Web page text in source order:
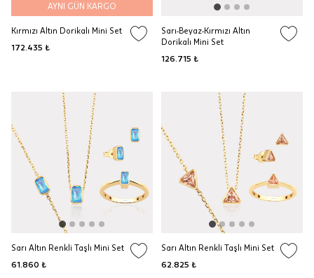
AYNI GÜN KARGO
Kırmızı Altın Dorikalı Mini Set
172.435 ₺
Sarı-Beyaz-Kırmızı Altın
Dorikalı Mini Set
126.715 ₺
Sarı Altın Renkli Taşlı Mini Set
61.860 ₺
Sarı Altın Renkli Taşlı Mini Set
62.825 ₺